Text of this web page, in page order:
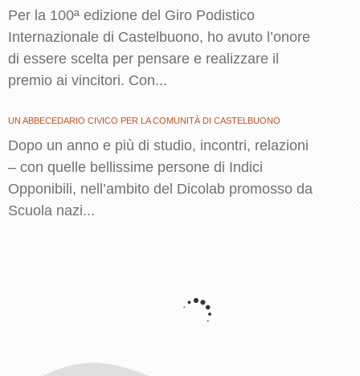
Per la 100ª edizione del Giro Podistico
Internazionale di Castelbuono, ho avuto l’onore
di essere scelta per pensare e realizzare il
premio ai vincitori. Con...
UN ABBECEDARIO CIVICO PER LA COMUNITÀ DI CASTELBUONO
Dopo un anno e più di studio, incontri, relazioni
– con quelle bellissime persone di Indici
Opponibili, nell’ambito del Dicolab promosso da
Scuola nazi...